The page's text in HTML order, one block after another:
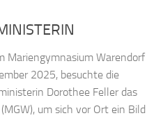
Mariengymnasium Warendorf
2025, besuchte die
Dorothee Feller das
um sich vor Ort ein Bild